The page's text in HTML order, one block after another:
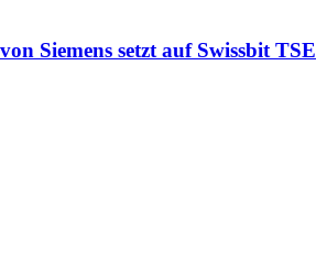
Siemens setzt auf Swissbit TSE